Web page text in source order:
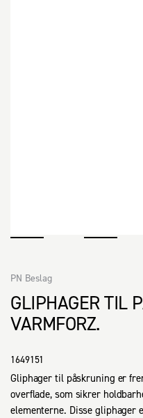
GLIPHAGER TIL
VARMFORZ.
PN Beslag
1649151
Gliphager til påskruning er
overflade, som sikrer
elementerne. Disse gliphager